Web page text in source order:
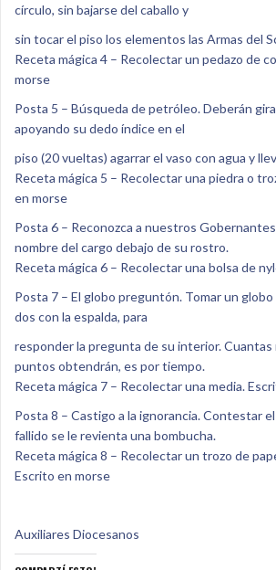
círculo, sin bajarse del caballo y
sin tocar el piso los elementos las Armas del
Receta mágica 4 – Recolectar un pedazo de
morse
Posta 5 – Búsqueda de petróleo. Deberán
apoyando su dedo índice en el
piso (20 vueltas) agarrar el vaso con agua y
Receta mágica 5 – Recolectar una piedra o
en morse
Posta 6 – Reconozca a nuestros
nombre del cargo debajo de su rostro.
Receta mágica 6 – Recolectar una bolsa de
Posta 7 – El globo preguntón. Tomar un
dos con la espalda, para
responder la pregunta de su interior. Cuantas
puntos obtendrán, es por tiempo.
Receta mágica 7 – Recolectar una media.
Posta 8 – Castigo a la ignorancia. Contestar
fallido se le revienta una bombucha.
Receta mágica 8 – Recolectar un trozo de
Escrito en morse
Auxiliares Diocesanos